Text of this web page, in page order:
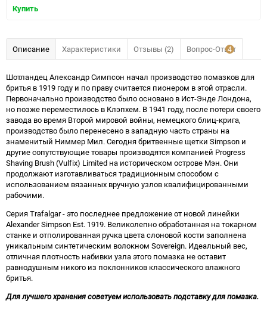
Купить
Описание Характеристики Отзывы (2) 4
Вопрос-Ответ
Шотландец Александр Симпсон начал производство помазков для
бритья в 1919 году и по праву считается пионером в этой отрасли.
Первоначально производство было основано в Ист-Энде Лондона,
но позже переместилось в Клэпхем. В 1941 году, после потери своего
завода во время Второй мировой войны, немецкого блиц-крига,
производство было перенесено в западную часть страны на
знаменитый Ниммер Мил. Сегодня бритвенные щетки Simpson и
другие сопутствующие товары производятся компанией Progress
Shaving Brush (Vulfix) Limited на историческом острове Мэн. Они
продолжают изготавливаться традиционным способом с
использованием вязанных вручную узлов квалифицированными
рабочими.
Серия Trafalgar - это последнее предложение от новой линейки
Alexander Simpson Est. 1919. Великолепно обработанная на токарном
станке и отполированная ручка цвета слоновой кости заполнена
уникальным синтетическим волокном Sovereign. Идеальный вес,
отличная плотность набивки узла этого помазка не оставит
равнодушным никого из поклонников классического влажного
бритья.
Для лучшего хранения советуем использовать подставку для помазка.